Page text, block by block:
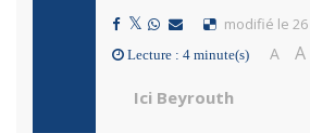
modifié le 26
Lecture : 4 minute(s) A A
Ici Beyrouth